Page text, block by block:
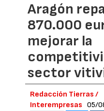
Aragón
870.000
mejorar la
sector
Redacción Tierras /
Interempresas
05/